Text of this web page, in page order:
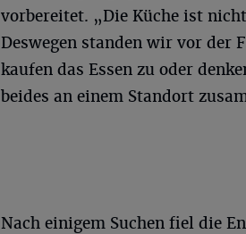
vorbereitet. „Die Küche ist
Deswegen standen wir vor der
kaufen das Essen zu oder
beides an einem Standort
Nach einigem Suchen fiel die